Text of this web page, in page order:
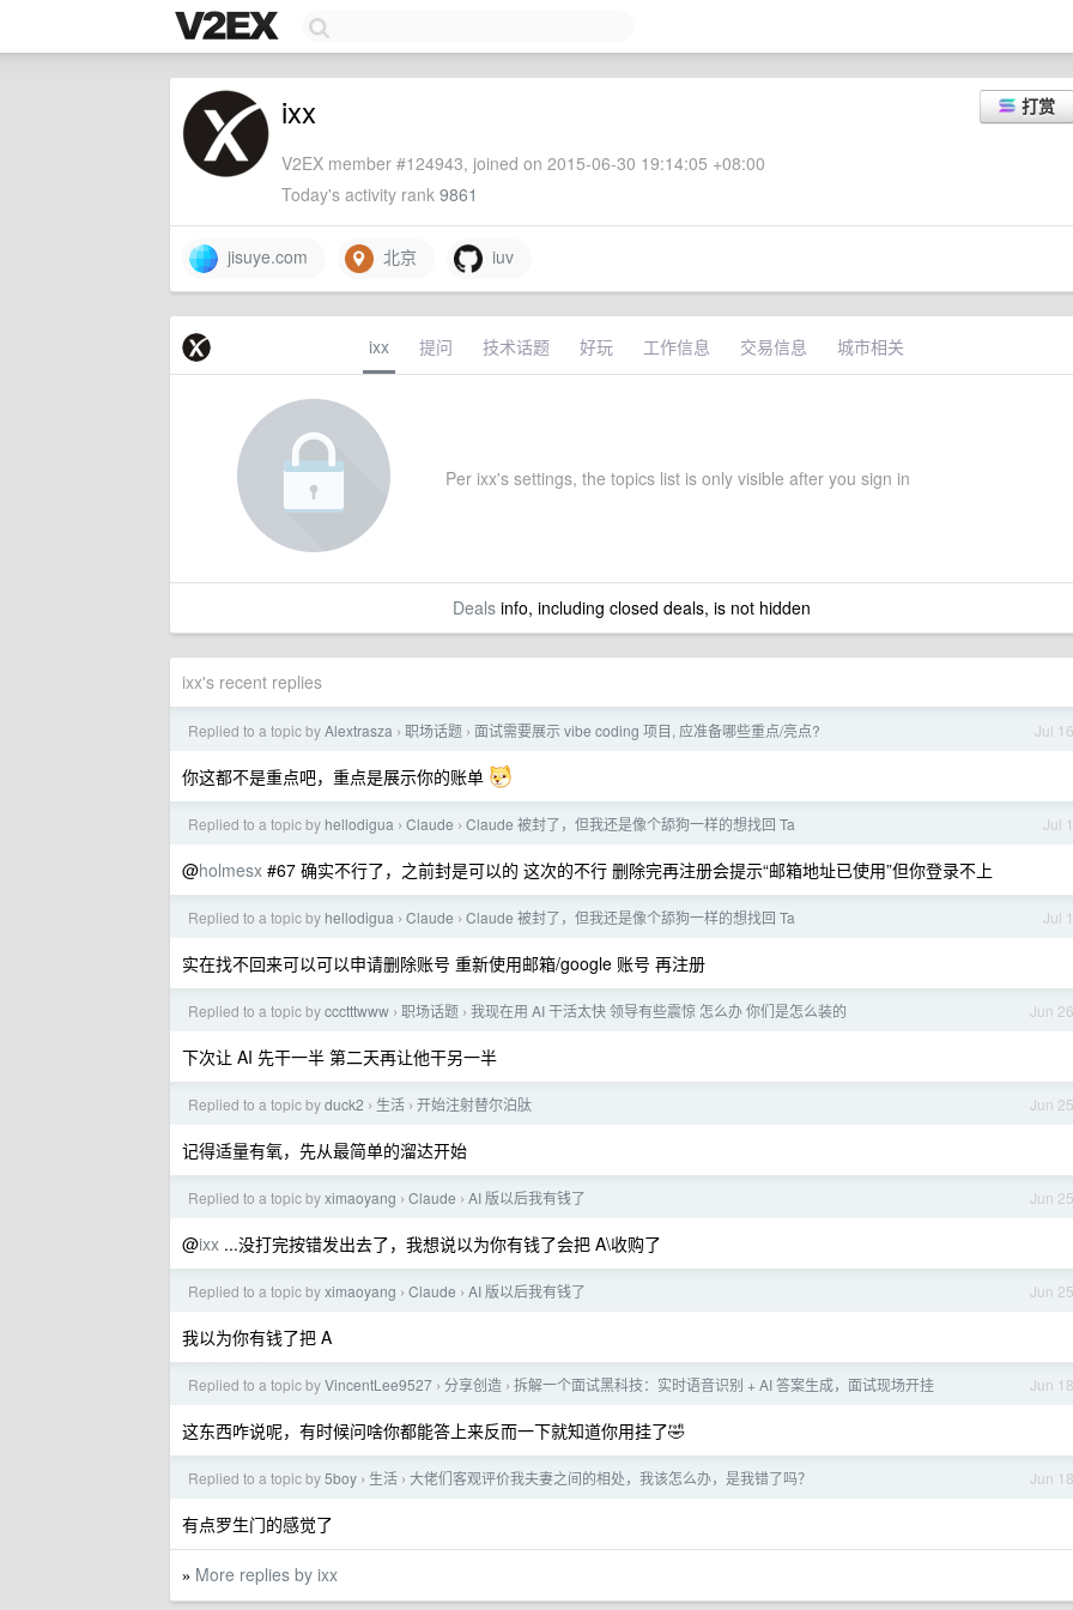
打赏
ixx
V2EX member #124943, joined on 2015-06-30 19:14:05 +08:00
Today's activity rank 9861
jisuye.com 北京 iuv
ixx 提问 技术话题 好玩 工作信息 交易信息 城市相关
Per ixx's settings, the topics list is only visible after you sign in
Dealsinfo, including closed deals, is not hidden
ixx's recent replies
Jul 16
Replied to a topic byAlextrasza › 职场话题 › 面试需要展示 vibe coding 项目, 应准备哪些重点/亮点?
你这都不是重点吧，重点是展示你的账单
Jul 1
Replied to a topic by hellodigua › Claude › Claude 被封了，但我还是像个舔狗一样的想找回 Ta
@holmesx #67 确实不行了，之前封是可以的 这次的不行 删除完再注册会提示“邮箱地址已使用”但你登录不上
Jul 1
Replied to a topic by hellodigua › Claude › Claude 被封了，但我还是像个舔狗一样的想找回 Ta
实在找不回来可以可以申请删除账号 重新使用邮箱/google 账号 再注册
Jun 26
Replied to a topic byccctttwww › 职场话题 › 我现在用 AI 干活太快 领导有些震惊 怎么办 你们是怎么装的
下次让 AI 先干一半 第二天再让他干另一半
Jun 25
Replied to a topic byduck2 › 生活 › 开始注射替尔泊肽
记得适量有氧，先从最简单的溜达开始
Jun 25
Replied to a topic byximaoyang › Claude › AI 版以后我有钱了
@ixx ...没打完按错发出去了，我想说以为你有钱了会把 A\收购了
Jun 25
Replied to a topic byximaoyang › Claude › AI 版以后我有钱了
我以为你有钱了把 A
Jun 18
Replied to a topic byVincentLee9527 › 分享创造 › 拆解一个面试黑科技：实时语音识别 + AI 答案生成，面试现场开挂
这东西咋说呢，有时候问啥你都能答上来反而一下就知道你用挂了🤣
Jun 18
Replied to a topic by5boy › 生活 › 大佬们客观评价我夫妻之间的相处，我该怎么办，是我错了吗？
有点罗生门的感觉了
» More replies by ixx